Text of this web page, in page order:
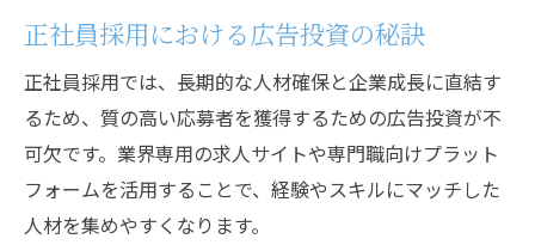
正社員採用における広告投資の秘訣
正社員採用では、長期的な人材確保と企業成長に直結す
るため、質の高い応募者を獲得するための広告投資が不
可欠です。業界専用の求人サイトや専門職向けプラット
フォームを活用することで、経験やスキルにマッチした
人材を集めやすくなります。